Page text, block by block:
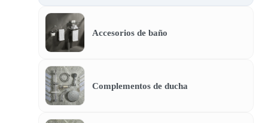
Accesorios de baño
Complementos de ducha